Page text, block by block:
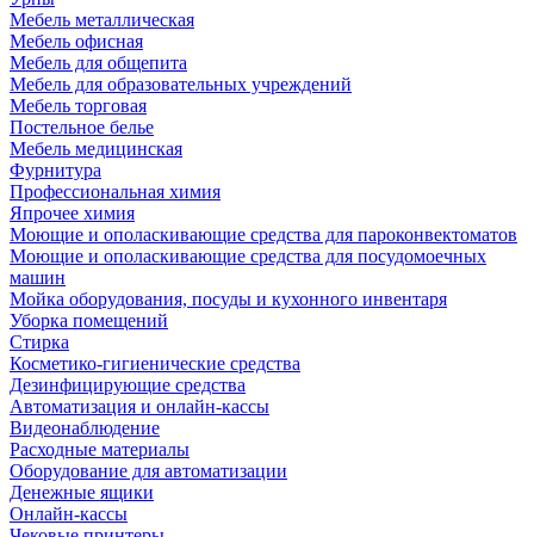
Мебель металлическая
Мебель офисная
Мебель для общепита
Мебель для образовательных учреждений
Мебель торговая
Постельное белье
Мебель медицинская
Фурнитура
Профессиональная химия
Япрочее химия
Моющие и ополаскивающие средства для пароконвектоматов
Моющие и ополаскивающие средства для посудомоечных
машин
Мойка оборудования, посуды и кухонного инвентаря
Уборка помещений
Стирка
Косметико-гигиенические средства
Дезинфицирующие средства
Автоматизация и онлайн-кассы
Видеонаблюдение
Расходные материалы
Оборудование для автоматизации
Денежные ящики
Онлайн-кассы